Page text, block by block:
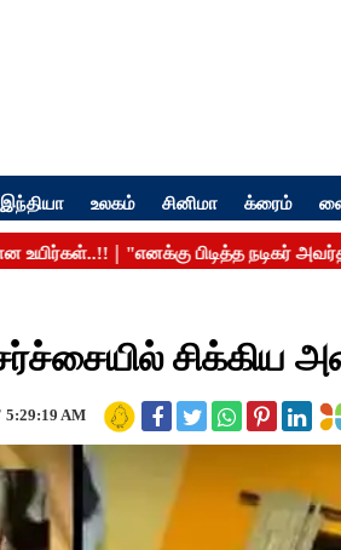
இந்தியா உலகம் சினிமா க்ரைம்
சிக்கிய
5:29:19 AM